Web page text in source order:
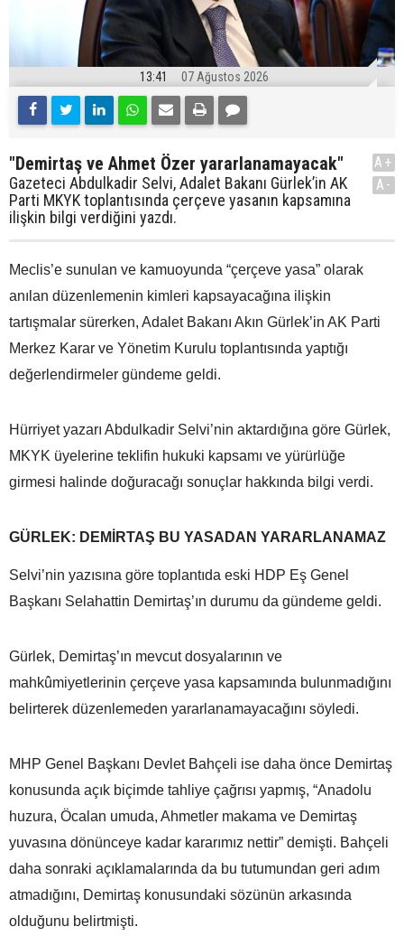
13:41 07 Ağustos 2026
"Demirtaş ve Ahmet Özer yararlanamayacak"
Gazeteci Abdulkadir Selvi, Adalet Bakanı Gürlek’in AK
Parti MKYK toplantısında çerçeve yasanın kapsamına
ilişkin bilgi verdiğini yazdı.
A+
A-
Meclis’e sunulan ve kamuoyunda “çerçeve yasa” olarak
anılan düzenlemenin kimleri kapsayacağına ilişkin
tartışmalar sürerken, Adalet Bakanı Akın Gürlek’in AK Parti
Merkez Karar ve Yönetim Kurulu toplantısında yaptığı
değerlendirmeler gündeme geldi.
Hürriyet yazarı Abdulkadir Selvi’nin aktardığına göre Gürlek,
MKYK üyelerine teklifin hukuki kapsamı ve yürürlüğe
girmesi halinde doğuracağı sonuçlar hakkında bilgi verdi.
GÜRLEK: DEMİRTAŞ BU YASADAN YARARLANAMAZ
Selvi’nin yazısına göre toplantıda eski HDP Eş Genel
Başkanı Selahattin Demirtaş’ın durumu da gündeme geldi.
Gürlek, Demirtaş’ın mevcut dosyalarının ve
mahkûmiyetlerinin çerçeve yasa kapsamında bulunmadığını
belirterek düzenlemeden yararlanamayacağını söyledi.
MHP Genel Başkanı Devlet Bahçeli ise daha önce Demirtaş
konusunda açık biçimde tahliye çağrısı yapmış, “Anadolu
huzura, Öcalan umuda, Ahmetler makama ve Demirtaş
yuvasına dönünceye kadar kararımız nettir” demişti. Bahçeli
daha sonraki açıklamalarında da bu tutumundan geri adım
atmadığını, Demirtaş konusundaki sözünün arkasında
olduğunu belirtmişti.